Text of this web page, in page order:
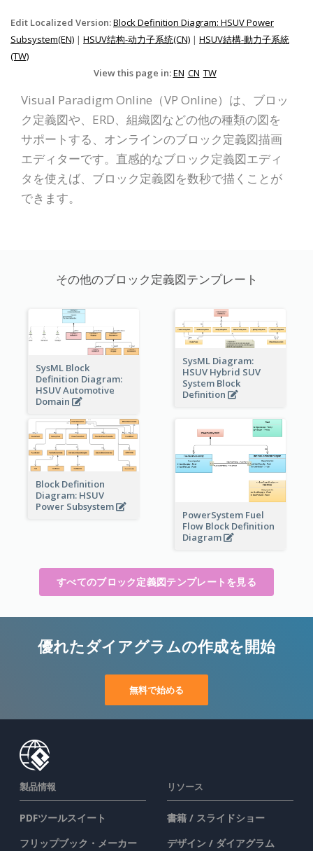
Edit Localized Version:Block Definition Diagram: HSUV Power
Subsystem(EN) | HSUV结构-动力子系统(CN) | HSUV結構-動力子系統
(TW)
View this page in:EN CN TW
Visual Paradigm Online（VP Online）は、ブロッ
ク定義図や、ERD、組織図などの他の種類の図を
サポートする、オンラインのブロック定義図描画
エディターです。直感的なブロック定義図エディ
タを使えば、ブロック定義図を数秒で描くことが
できます。
その他のブロック定義図テンプレート
SysML Block
Definition Diagram:
HSUV Automotive
Domain
SysML Diagram:
HSUV Hybrid SUV
System Block
Definition
Block Definition
Diagram: HSUV
Power Subsystem
PowerSystem Fuel
Flow Block Definition
Diagram
すべてのブロック定義図テンプレートを見る
優れたダイアグラムの作成を開始
無料で始める
製品情報
PDFツールスイート
フリップブック・メーカー
リソース
書籍 / スライドショー
デザイン / ダイアグラム